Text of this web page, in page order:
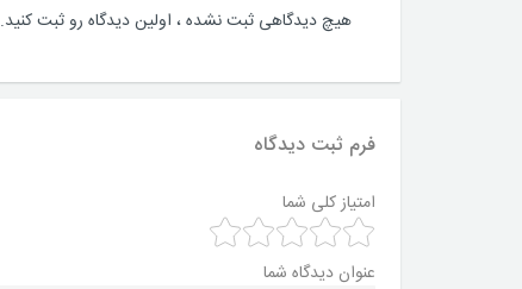
هیچ دیدگاهی ثبت نشده ، اولین دیدگاه رو ثبت کنید.
فرم ثبت دیدگاه
امتیاز کلی شما
عنوان دیدگاه شما